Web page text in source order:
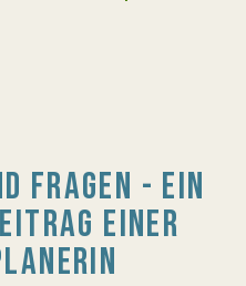
FRAGEN - EIN
EINER